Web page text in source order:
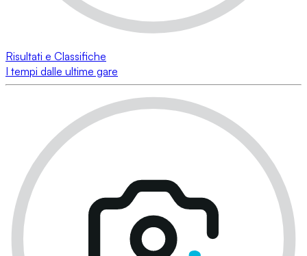
Risultati e Classifiche
I tempi dalle ultime gare